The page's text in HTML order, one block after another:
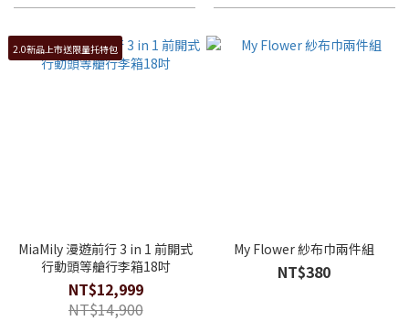
2.0新品上市送限量托特包
MiaMily 漫遊前行 3 in 1 前開式
行動頭等艙行李箱18吋
NT$12,999
NT$14,900
My Flower 紗布巾兩件組
NT$380